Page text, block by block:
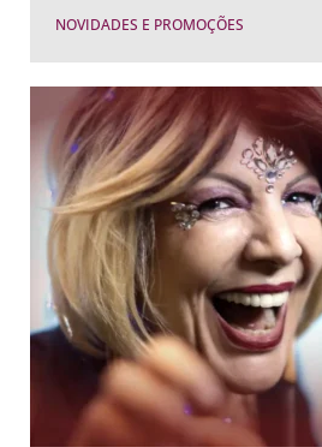
NOVIDADES E PROMOÇÕES